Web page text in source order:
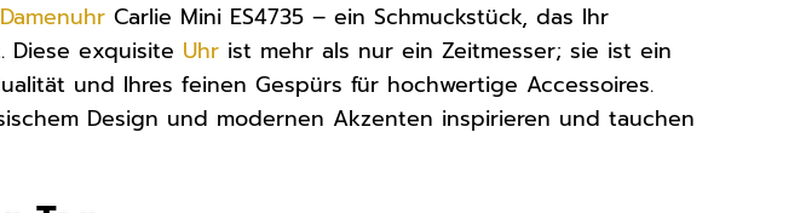
Damenuhr Carlie Mini ES4735 – ein Schmuckstück, das Ihr
Diese exquisite Uhr ist mehr als nur ein Zeitmesser; sie ist ein
und Ihres feinen Gespürs für hochwertige Accessoires.
Design und modernen Akzenten inspirieren und tauchen